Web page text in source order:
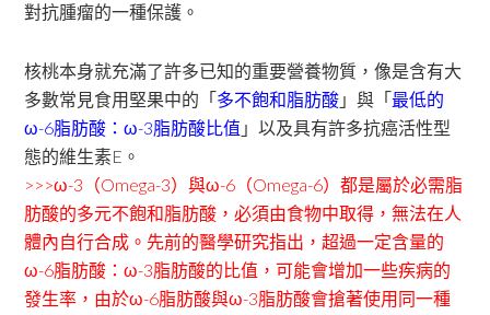
對抗腫瘤的一種保護。
核桃本身就充滿了許多已知的重要營養物質，像是含有大
多數常見食用堅果中的「多不飽和脂肪酸 」與「最低的
ω-6脂肪酸：ω-3脂肪酸比值 」以及具有許多抗癌活性型
態的維生素E。
>>>ω-3（Omega-3）與ω-6（Omega-6）都是屬於必需脂
肪酸的多元不飽和脂肪酸，必須由食物中取得，無法在人
體內自行合成。先前的醫學研究指出，超過一定含量的
ω-6脂肪酸：ω-3脂肪酸的比值，可能會增加一些疾病的
發生率，由於ω-6脂肪酸與ω-3脂肪酸會搶著使用同一種